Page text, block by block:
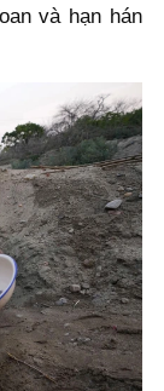
và hạn hán